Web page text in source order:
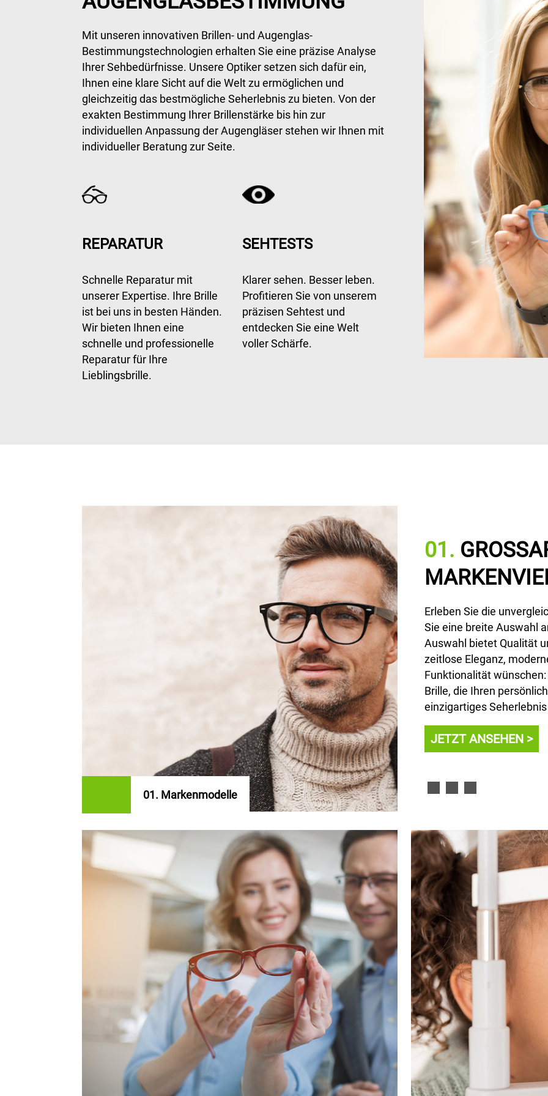
Mit unseren innovativen Brillen- und Augenglas-
Bestimmungstechnologien erhalten Sie eine präzise Analyse
Ihrer Sehbedürfnisse. Unsere Optiker setzen sich dafür ein,
Ihnen eine klare Sicht auf die Welt zu ermöglichen und
gleichzeitig das bestmögliche Seherlebnis zu bieten. Von der
exakten Bestimmung Ihrer Brillenstärke bis hin zur
individuellen Anpassung der Augengläser stehen wir Ihnen mit
individueller Beratung zur Seite.
REPARATUR
Schnelle Reparatur mit
unserer Expertise. Ihre Brille
ist bei uns in besten Händen.
Wir bieten Ihnen eine
schnelle und professionelle
Reparatur für Ihre
Lieblingsbrille.
SEHTESTS
Klarer sehen. Besser leben.
Profitieren Sie von unserem
präzisen Sehtest und
entdecken Sie eine Welt
voller Schärfe.
01. Markenmodelle
GROSSARTIGE
MARKENVIELFALT
Erleben Sie die unvergleichbare Markenvielfalt und entdecken
Sie eine breite Auswahl an erstklassigen Brillenmarken. Unsere
Auswahl bietet Qualität und Stil für jeden Geschmack. Ob Sie
zeitlose Eleganz, modernes Design oder sportliche
Funktionalität wünschen: Entdecken Sie bei uns die perfekte
Brille, die Ihren persönlichen Stil unterstreicht und Ihnen ein
02.
Ein individueller Stil
Ihre Sehanforderungen
richtigen Fassung bis
bieten wir Ihnen eine
Bedürfnisse
JETZT ANSEHEN >